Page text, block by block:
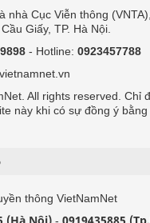
nhà Cục Viễn thông
Giấy, TP. Hà Nội.
- Hotline: 0923457788
All rights reserved. Chỉ
này khi có sự đồng ý
thông VietNamNet